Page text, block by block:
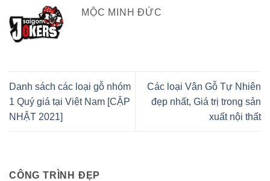
MỘC MINH ĐỨC
Danh sách các loại gỗ nhóm
1 Quý giá tại Việt Nam [CẬP
NHẬT 2021]
Các loại Vân Gỗ Tự Nhiên
đẹp nhất, Giá trị trong sản
xuất nội thất
CÔNG TRÌNH ĐẸP